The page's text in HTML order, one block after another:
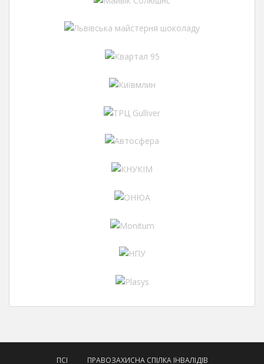
ПСІ ПРАВОЗАХИСНА СПІЛКА ІНВАЛІДІВ